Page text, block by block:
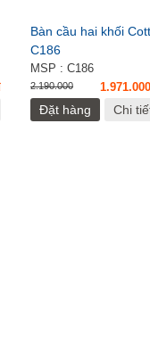
Bàn cầu hai khối
C186
MSP : C186
2.190.000
Đặt hàng Chi